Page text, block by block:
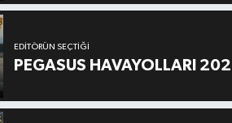
EDITÖRÜN SEÇTIĞI
PEGASUS HAVAYOLLARI